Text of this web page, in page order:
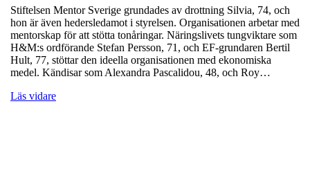
Stiftelsen Mentor Sverige grundades av drottning Silvia, 74, och
hon är även hedersledamot i styrelsen. Organisationen arbetar med
mentorskap för att stötta tonåringar. Näringslivets tungviktare som
H&M:s ordförande Stefan Persson, 71, och EF-grundaren Bertil
Hult, 77, stöttar den ideella organisationen med ekonomiska
medel. Kändisar som Alexandra Pascalidou, 48, och Roy…
Läs vidare